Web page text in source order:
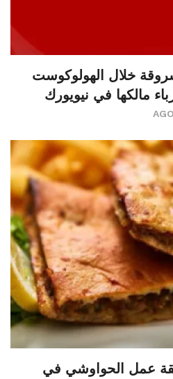
مسروقة خلال الهولوكوست
مالكها في نيويورك
عمل الحواوشي في